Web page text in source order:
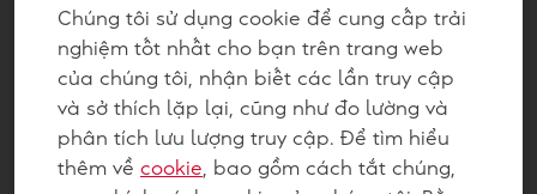
Chúng tôi sử dụng cookie để cung cấp trải
nghiệm tốt nhất cho bạn trên trang web
của chúng tôi, nhận biết các lần truy cập
và sở thích lặp lại, cũng như đo lường và
phân tích lưu lượng truy cập. Để tìm hiểu
thêm về cookie, bao gồm cách tắt chúng,